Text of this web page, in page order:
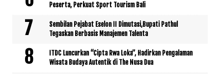
Peserta, Perkuat Sport Tourism Bali
Sembilan Pejabat Eselon II Dimutasi,Bupati Pathul
Tegaskan Berbasis Manajemen Talenta
ITDC Luncurkan “Cipta Rwa Loka”, Hadirkan Pengalaman
Wisata Budaya Autentik di The Nusa Dua